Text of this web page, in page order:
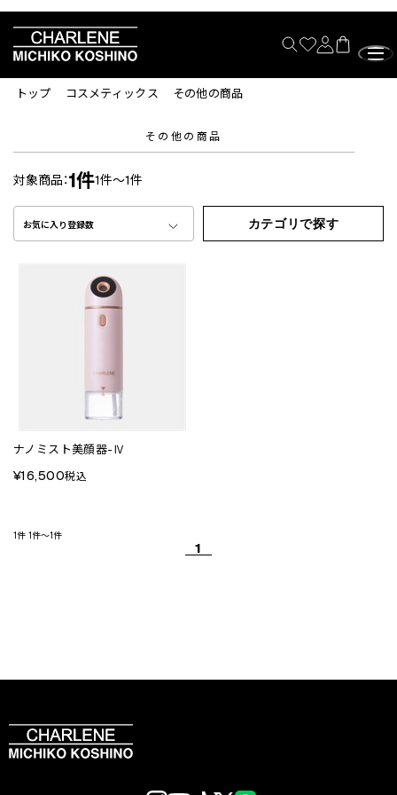
トップ コスメティックス その他の商品
その他の商品
対象商品：1件1件～1件
お気に入り登録数 カテゴリで探す
ナノミスト美顔器-Ⅳ
¥16,500税込
1件 1件～1件
1